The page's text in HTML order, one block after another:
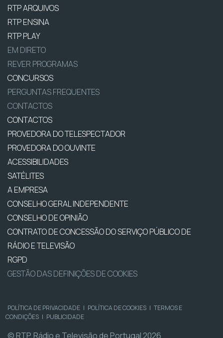
RTP ARQUIVOS
RTP ENSINA
RTP PLAY
EM DIRETO
REVER PROGRAMAS
CONCURSOS
PERGUNTAS FREQUENTES
CONTACTOS
CONTACTOS
PROVEDORA DO TELESPECTADOR
PROVEDORA DO OUVINTE
ACESSIBILIDADES
SATÉLITES
A EMPRESA
CONSELHO GERAL INDEPENDENTE
CONSELHO DE OPINIÃO
CONTRATO DE CONCESSÃO DO SERVIÇO PÚBLICO DE
RÁDIO E TELEVISÃO
RGPD
GESTÃO DAS DEFINIÇÕES DE COOKIES
POLÍTICA DE PRIVACIDADE | POLÍTICA DE COOKIES | TERMOS E
CONDIÇÕES | PUBLICIDADE
© RTP, Rádio e Televisão de Portugal 2026